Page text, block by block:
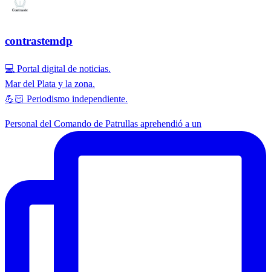
contrastemdp
💻 Portal digital de noticias.
Mar del Plata y la zona.
💪🏻 Periodismo independiente.
Personal del Comando de Patrullas aprehendió a un